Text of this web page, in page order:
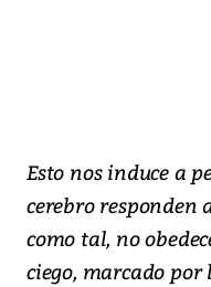
Esto nos induce a
cerebro
como tal, no
ciego, marcado por